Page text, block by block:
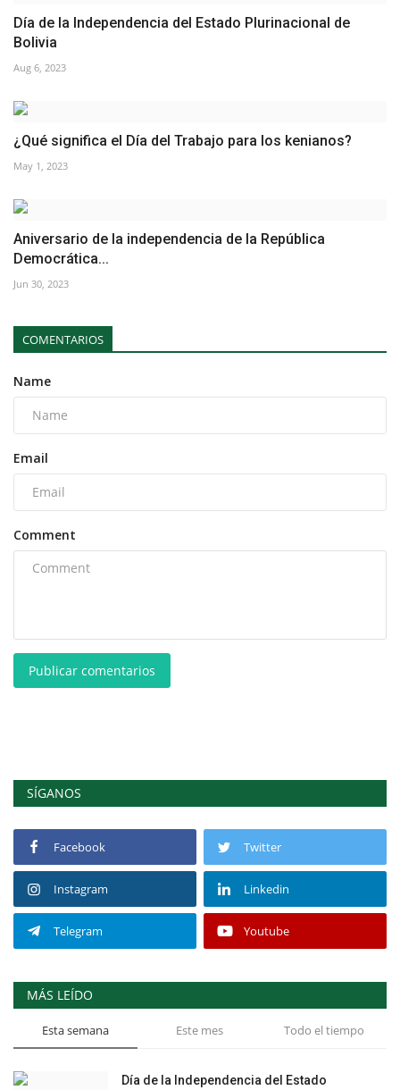
Día de la Independencia del Estado Plurinacional de
Bolivia
Aug 6, 2023
¿Qué significa el Día del Trabajo para los kenianos?
May 1, 2023
Aniversario de la independencia de la República
Democrática...
Jun 30, 2023
COMENTARIOS
Name
Email
Comment
Publicar comentarios
SÍGANOS
Facebook Twitter
Instagram Linkedin
Telegram Youtube
MÁS LEÍDO
Esta semana Este mes Todo el tiempo
Día de la Independencia del Estado